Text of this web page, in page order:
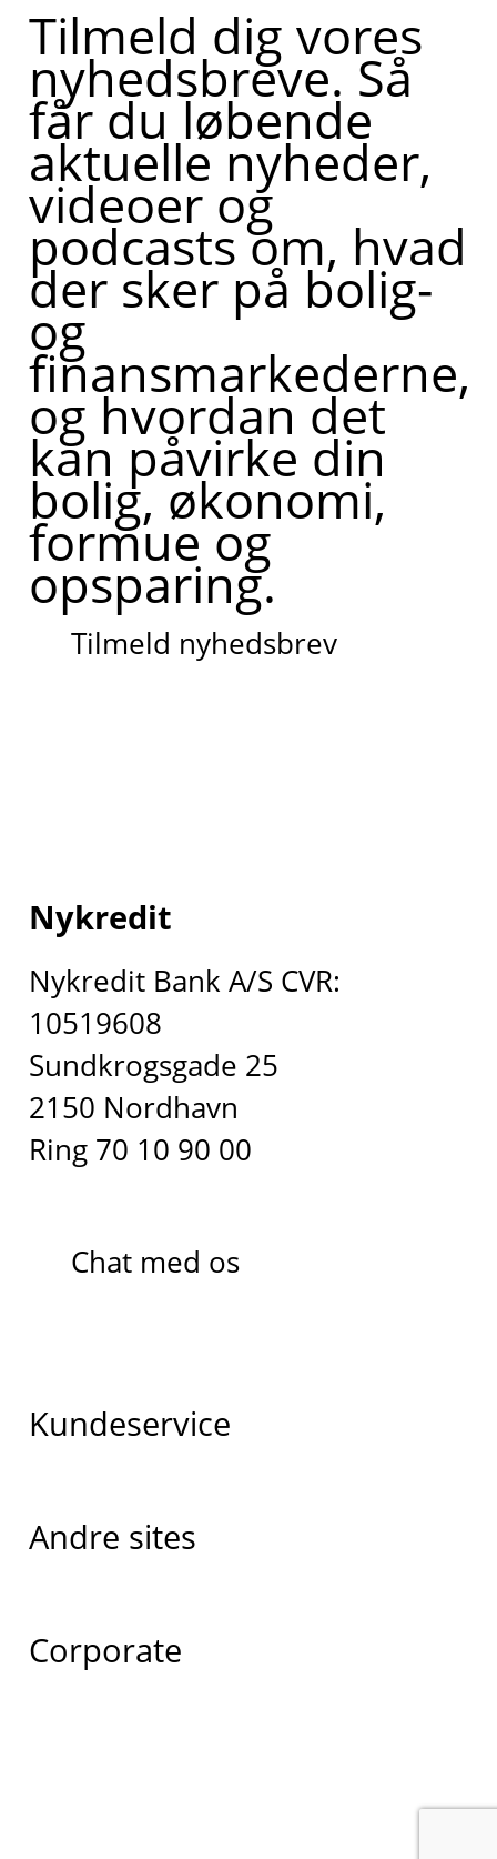
Tilmeld dig vores
nyhedsbreve. Så
får du løbende
aktuelle nyheder,
videoer og
podcasts om, hvad
der sker på bolig-
og
finansmarkederne,
og hvordan det
kan påvirke din
bolig, økonomi,
formue og
opsparing.
Tilmeld nyhedsbrev
Nykredit
Nykredit Bank A/S CVR:
10519608
Sundkrogsgade 25
2150 Nordhavn
Ring 70 10 90 00
Chat med os
Kundeservice
Andre sites
Corporate